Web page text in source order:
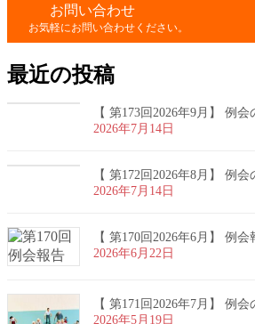
お問い合わせ
お気軽にお問い合わせください。
最近の投稿
【 第173回2026年9月】 例会
2026年7月14日
【 第172回2026年8月】 例会
2026年7月14日
【 第170回2026年6月】 例会
2026年6月22日
【 第171回2026年7月】 例会
2026年5月19日